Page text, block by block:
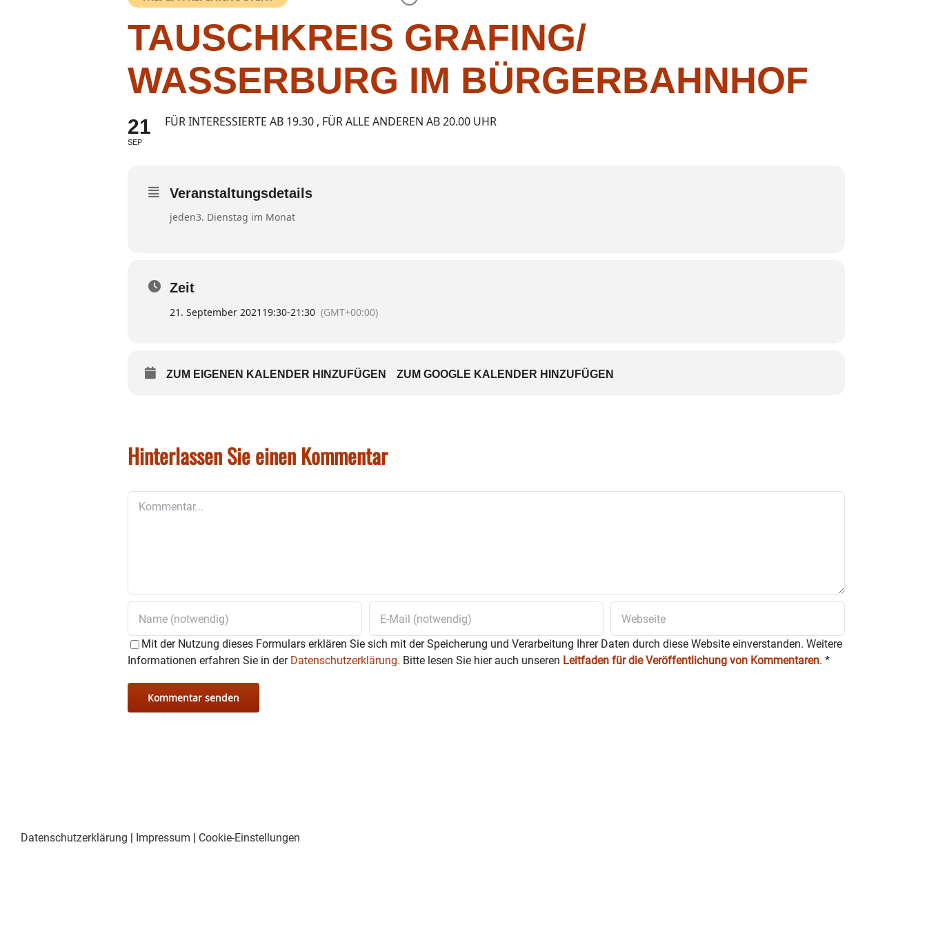
TAUSCHKREIS GRAFING/
WASSERBURG IM BÜRGERBAHNHOF
21
SEP
FÜR INTERESSIERTE AB 19.30 , FÜR ALLE ANDEREN AB 20.00 UHR
Veranstaltungsdetails
jeden3. Dienstag im Monat
Zeit
21. September 2021 19:30-21:30 (GMT+00:00)
ZUM EIGENEN KALENDER HINZUFÜGEN ZUM GOOGLE KALENDER HINZUFÜGEN
Hinterlassen Sie einen Kommentar
Mit der Nutzung dieses Formulars erklären Sie sich mit der Speicherung und Verarbeitung Ihrer Daten durch diese Website einverstanden. Weitere
Informationen erfahren Sie in der Datenschutzerklärung. Bitte lesen Sie hier auch unseren Leitfaden für die Veröffentlichung von Kommentaren. *
Datenschutzerklärung | Impressum | Cookie-Einstellungen